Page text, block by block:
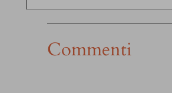
Commenti